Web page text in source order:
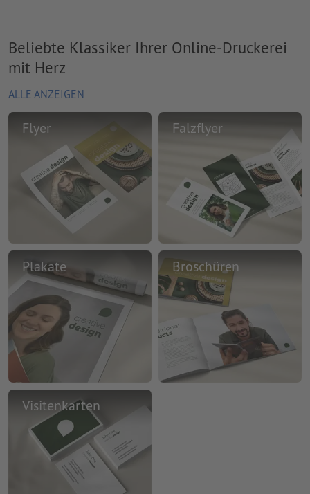
Beliebte Klassiker Ihrer Online-Druckerei
mit Herz
ALLE ANZEIGEN
Flyer Falzflyer
Plakate Broschüren
Visitenkarten